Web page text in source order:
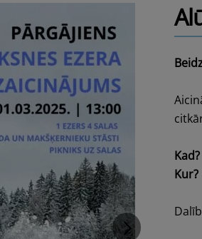
Kad?
Kur?